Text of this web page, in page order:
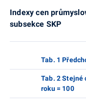
Indexy cen
subsekce SKP
Tab. 1
Tab. 2 Stejné
roku = 100